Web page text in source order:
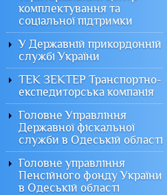
комплектування та
соціальної підтримки
У Державній прикордонній
службі України
ТЕК ЗЕКТЕР Транспортно-
експедиторська компанія
Головне Управління
Державної фіскальної
служби в Одеській області
Головне управління
Пенсійного фонду України
в Одеській області